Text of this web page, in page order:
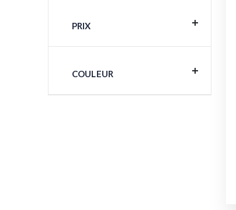
PRIX
COULEUR